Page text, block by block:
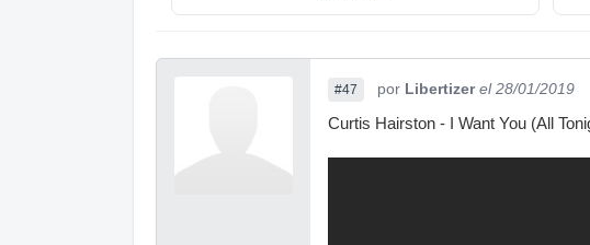
#47 por Libertizer el 28/01/2019
Curtis Hairston - I Want You (All